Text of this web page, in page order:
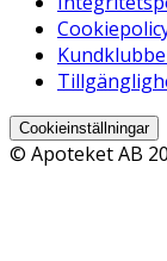
Cookieinställningar
© Apoteket AB